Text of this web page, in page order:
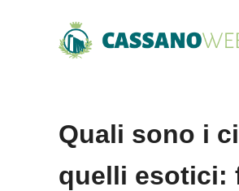
Quali sono i
quelli esotici: